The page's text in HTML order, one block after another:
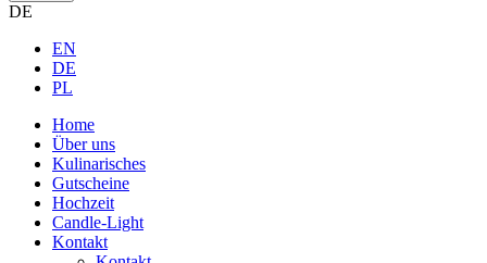
DE
EN
DE
PL
Home
Über uns
Kulinarisches
Gutscheine
Hochzeit
Candle-Light
Kontakt